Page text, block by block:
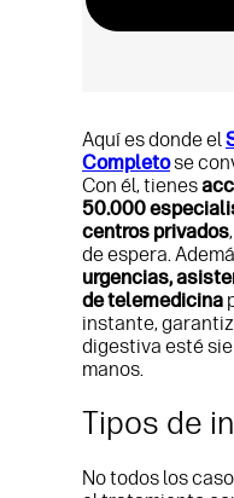
Aquí es donde el
Completose
Con él, tienes
50.000
centros privados
de espera.
urgencias,
de telemedicina
instante,
digestiva esté
manos.
Tipos de
No todos los